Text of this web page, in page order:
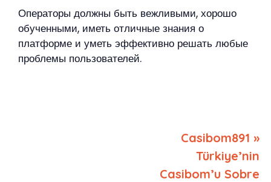
Операторы должны быть вежливыми, хорошо
обученными, иметь отличные знания о
платформе и уметь эффективно решать любые
проблемы пользователей.
Casibom891 »
Türkiye’nin
Casibom’u Sobre